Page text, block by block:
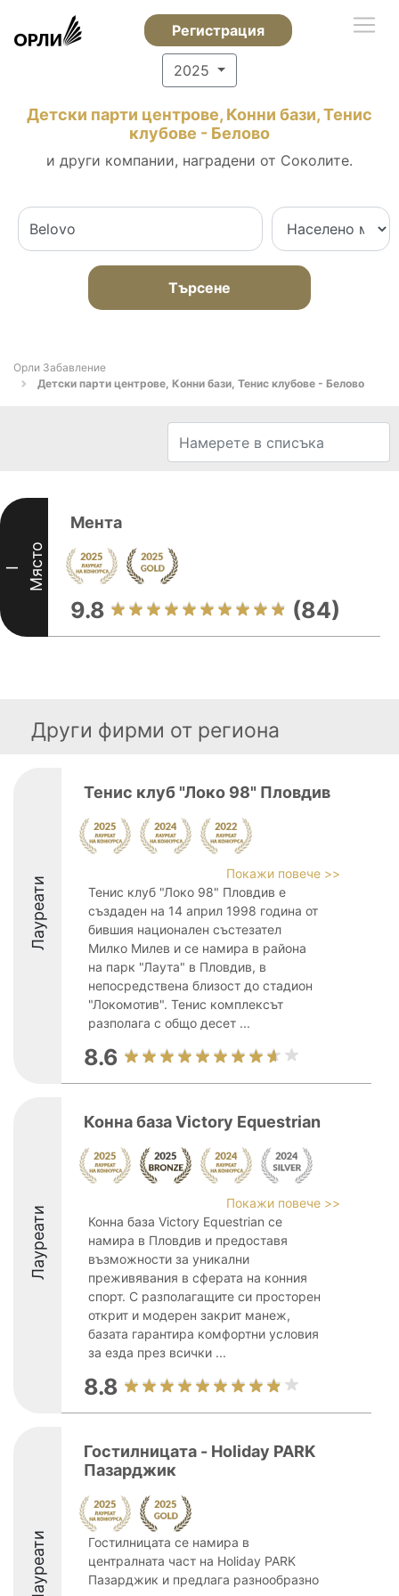
Регистрация
2025
Детски парти центрове, Конни бази, Тенис
клубове - Белово
и други компании, наградени от Соколите.
Търсене
Орли Забавление
Детски парти центрове, Конни бази, Тенис клубове - Белово
I Място
Мента
9.8 (84)
Други фирми от региона
Лауреати
Тенис клуб "Локо 98" Пловдив
Покажи повече >>
Тенис клуб "Локо 98" Пловдив е
създаден на 14 април 1998 година от
бившия национален състезател
Милко Милев и се намира в района
на парк "Лаута" в Пловдив, в
непосредствена близост до стадион
"Локомотив". Тенис комплексът
разполага с общо десет ...
8.6
Лауреати
Конна база Victory Equestrian
Покажи повече >>
Конна база Victory Equestrian се
намира в Пловдив и предоставя
възможности за уникални
преживявания в сферата на конния
спорт. С разполагащите си просторен
открит и модерен закрит манеж,
базата гарантира комфортни условия
за езда през всички ...
8.8
Лауреати
Гостилницата - Holiday PARK
Пазарджик
Гостилницата се намира в
централната част на Holiday PARK
Пазарджик и предлага разнообразно